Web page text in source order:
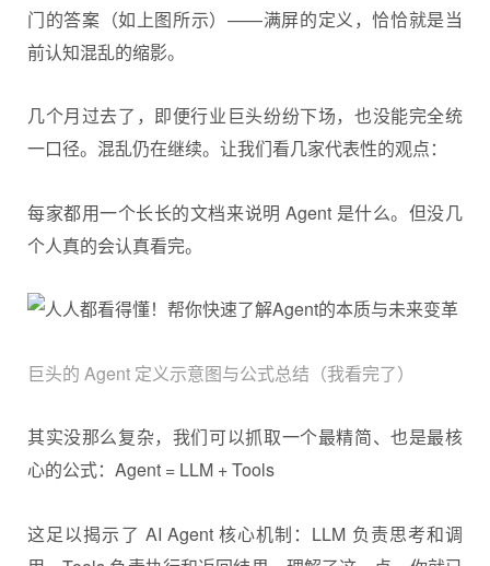
门的答案（如上图所示）——满屏的定义，恰恰就是当
前认知混乱的缩影。
几个月过去了，即便行业巨头纷纷下场，也没能完全统
一口径。混乱仍在继续。让我们看几家代表性的观点：
每家都用一个长长的文档来说明 Agent 是什么。但没几
个人真的会认真看完。
巨头的 Agent 定义示意图与公式总结（我看完了）
其实没那么复杂，我们可以抓取一个最精简、也是最核
心的公式：Agent = LLM + Tools
这足以揭示了 AI Agent核心机制：LLM 负责思考和调